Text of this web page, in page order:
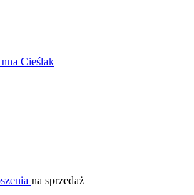
na sprzedaż